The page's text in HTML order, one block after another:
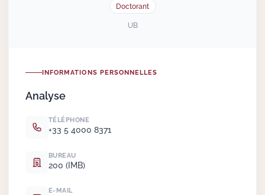
Doctorant
UB
INFORMATIONS PERSONNELLES
Analyse
TÉLÉPHONE
+33 5 4000 8371
BUREAU
200 (IMB)
E-MAIL